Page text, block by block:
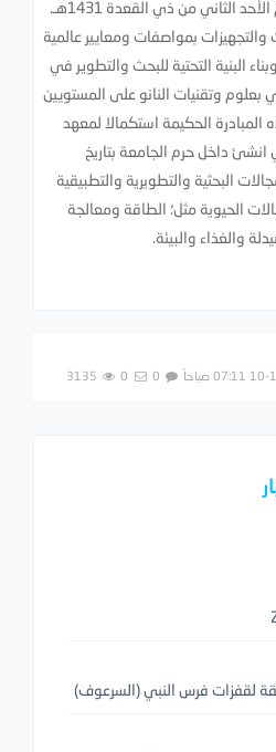
رئيس الاستخبارات العامة، اليوم الأحد الثاني من ذي القعدة 1431هـ.
بمواصفات ومعايير عالمية
البنية التحتية للبحث والتطوير في
بعلوم وتقنيات النانو على المستويين
المبادرة الحكيمة استكمالا لمعهد
انشئ داخل حرم الجامعة بتاريخ
المجالات البحثية والتطويرية والتطبيقية
الحيوية مثل؛ الطاقة ومعالجة
والغذاء والبيئة.
لقفزات فرس النبي (السرعوف)